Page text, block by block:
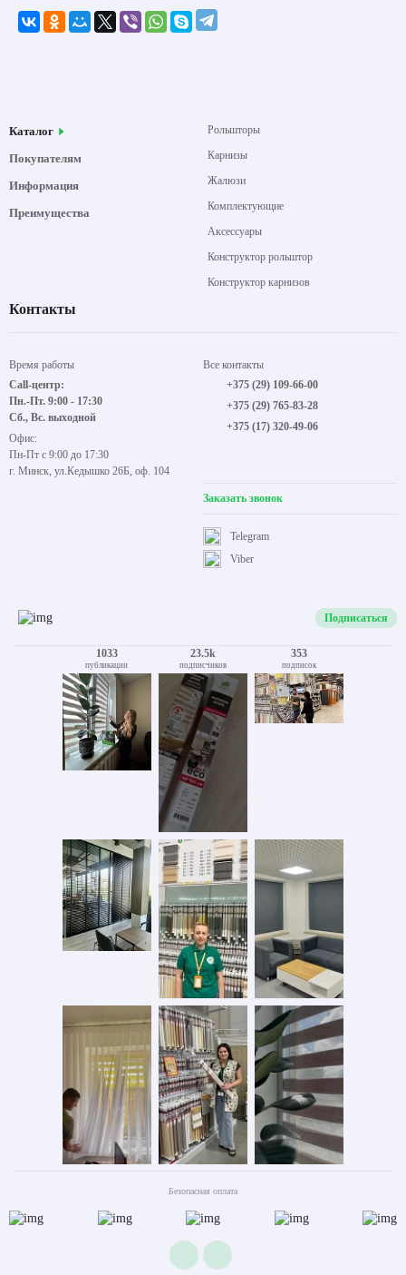
Каталог
Покупателям
Информация
Преимущества
Рольшторы
Карнизы
Жалюзи
Комплектующие
Аксессуары
Конструктор рольштор
Конструктор карнизов
Контакты
Время работы
Call-центр:
Пн.-Пт. 9:00 - 17:30
Сб., Вс. выходной
Офис:
Пн-Пт с 9:00 до 17:30
г. Минск, ул.Кедышко 26Б, оф. 104
Все контакты
+375 (29) 109-66-00
+375 (29) 765-83-28
+375 (17) 320-49-06
Заказать звонок
Viber
Telegram
Подписаться
1033
публикации
23.5k
подписчиков
353
подписок
Безопасная оплата